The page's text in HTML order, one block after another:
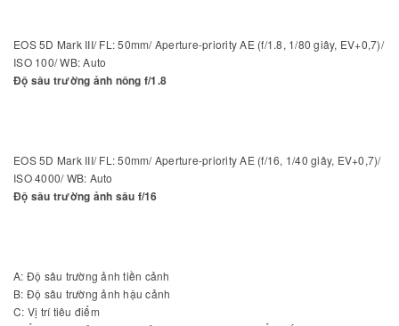
EOS 5D Mark III/ FL: 50mm/ Aperture-priority AE (f/1.8, 1/80 giây, EV+0,7)/
ISO 100/ WB: Auto
Độ sâu trường ảnh nông f/1.8
EOS 5D Mark III/ FL: 50mm/ Aperture-priority AE (f/16, 1/40 giây, EV+0,7)/
ISO 4000/ WB: Auto
Độ sâu trường ảnh sâu f/16
A: Độ sâu trường ảnh tiền cảnh
B: Độ sâu trường ảnh hậu cảnh
C: Vị trí tiêu điểm